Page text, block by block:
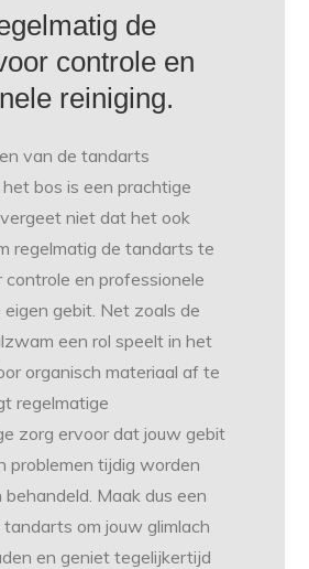
de
controle en
reiniging.
van de tandarts
bos is een prachtige
niet dat het ook
regelmatig de tandarts te
en professionele
eigen gebit. Net zoals de
een rol speelt in het
organisch materiaal af te
regelmatige
zorg ervoor dat jouw gebit
problemen tijdig worden
Maak dus een
om jouw glimlach
en geniet tegelijkertijd